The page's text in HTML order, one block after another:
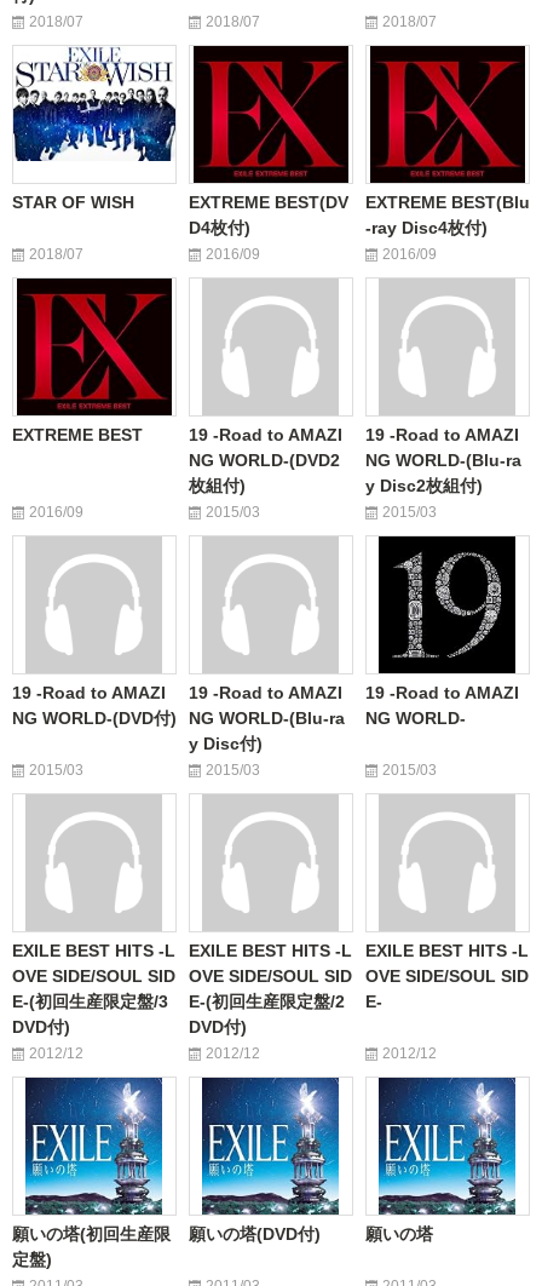
2018/07 2018/07 2018/07
STAR OF WISH
2018/07
EXTREME BEST(DV
D4枚付)
2016/09
EXTREME BEST(Blu
-ray Disc4枚付)
2016/09
EXTREME BEST
2016/09
19 -Road to AMAZI
NG WORLD-(DVD2
枚組付)
2015/03
19 -Road to AMAZI
NG WORLD-(Blu-ra
y Disc2枚組付)
2015/03
19 -Road to AMAZI
NG WORLD-(DVD付)
2015/03
19 -Road to AMAZI
NG WORLD-(Blu-ra
y Disc付)
2015/03
19 -Road to AMAZI
NG WORLD-
2015/03
EXILE BEST HITS -L
OVE SIDE/SOUL SID
E-(初回生産限定盤/3
DVD付)
2012/12
EXILE BEST HITS -L
OVE SIDE/SOUL SID
E-(初回生産限定盤/2
DVD付)
2012/12
EXILE BEST HITS -L
OVE SIDE/SOUL SID
E-
2012/12
願いの塔(初回生産限
定盤)
願いの塔(DVD付) 願いの塔